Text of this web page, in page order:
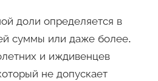
доли определяется в
суммы или даже более.
и иждивенцев
не допускает